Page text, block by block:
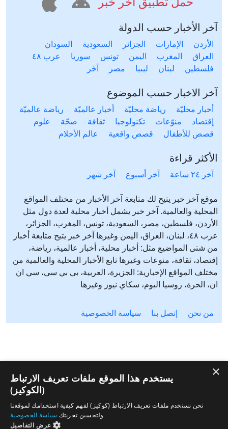
آخر الأخبار حسب الدولة
الأردن الإمارات الجزائر السعودية
السودان
العراق
المغرب اليمن تونس سوريا
عرب ٤٨
فلسطين
لبنان ليبيا مصر آخَر
آخر الاخبار حسب الموضوع
أخبار محليّة رياضة محليّة أخبار عالميّة
رياضة عالميّة
إقتصاد
منوّعات تكنولوجيا ثقافة صحّة
علوم
قصص للأطفال
قصص واقعية عالم الأحلام
الأكثر قراءة
آخر ٢٤ ساعة آخر أسبوع آخر شهر
موقع آخر خبر يتيح لك متابعة آخر الأخبار من مختلف المواقع
المحلية والعالمية. آخر خبر يشمل أخبار محلية لعدة دول مثل
الأردن، فلسطين، مصر، السعودية، تونس، المغرب، الجزائر،
عرب ٤٨، لبنان، العراق، اليمن وغيرها آخر خبر يتيح متابعة أخبار
من شتى المواضيع مثل: أخبار محلية، أخبار عالمية، رياضة،
إقتصاد، ثقافة، منوعات وغيرها تابع الأخبار المحلية والعالمية من
مختلف المواقع الإخبارية: الجزيرة، العربية، بي بي سي، سي ان
ان، الحرة، روسيا اليوم، سكاي نيوز وغيرها
من نحن إتصل بنا سياسة الخصوصية
×
يستخدم هذا الموقع ملفات تعريف الارتباط
(الكوكيز)
نحن نستخدم ملفات تعريف الارتباط (كوكيز) لفهم كيفية استخدامك لموقعنا
ولتحسين تجربتك سياسة الخصوصية
عرض التفاصيل